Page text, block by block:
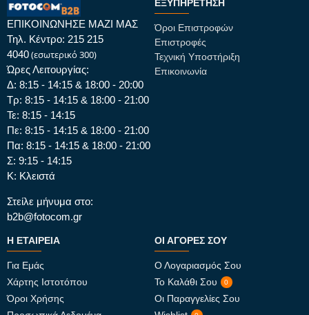
ΕΠΙΚΟΙΝΩΝΗΣΕ ΜΑΖΙ ΜΑΣ
Τηλ. Κέντρο: 215 215
4040(εσωτερικό 300)
Ώρες Λειτουργίας:
Δ: 8:15 - 14:15 & 18:00 - 20:00
Τρ: 8:15 - 14:15 & 18:00 - 21:00
Τε: 8:15 - 14:15
Πε: 8:15 - 14:15 & 18:00 - 21:00
Πα: 8:15 - 14:15 & 18:00 - 21:00
Σ: 9:15 - 14:15
Κ: Κλειστά
Στείλε μήνυμα στο:
b2b@fotocom.gr
ΕΞΥΠΗΡΈΤΗΣΗ
Όροι Επιστροφών
Επιστροφές
Τεχνική Υποστήριξη
Επικοινωνία
Η ΕΤΑΙΡΕΊΑ
Για Εμάς
Χάρτης Ιστοτόπου
Όροι Χρήσης
ΟΙ ΑΓΟΡΈΣ ΣΟΥ
Ο Λογαριασμός Σου
Το Καλάθι Σου
0
Οι Παραγγελίες Σου